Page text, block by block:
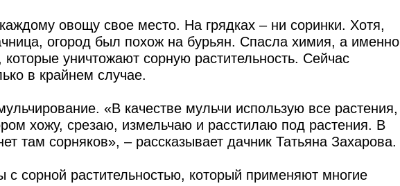
овощу свое место. На грядках – ни соринки. Хотя,
огород был похож на бурьян. Спасла химия, а именно
уничтожают сорную растительность. Сейчас
в крайнем случае.
«В качестве мульчи использую все растения,
хожу, срезаю, измельчаю и расстилаю под растения. В
там сорняков», – рассказывает дачник Татьяна Захарова.
с сорной растительностью, который применяют многие